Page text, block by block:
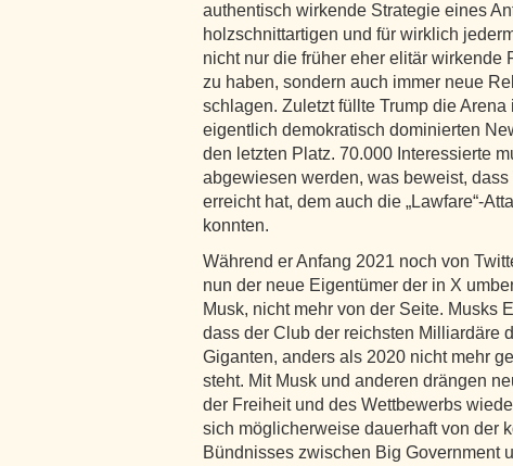
authentisch wirkende Strategie eines
holzschnittartigen und für wirklich
nicht nur die früher eher elitär
zu haben, sondern auch immer neue
schlagen. Zuletzt füllte Trump die
eigentlich demokratisch dominierten
den letzten Platz. 70.000 Interessierte
abgewiesen werden, was beweist,
erreicht hat, dem auch die „Lawfare“-
konnten.
Während er Anfang 2021 noch von
nun der neue Eigentümer der in X
Musk, nicht mehr von der Seite. Musks
dass der Club der reichsten Milliardäre
Giganten, anders als 2020 nicht mehr
steht. Mit Musk und anderen drängen
der Freiheit und des Wettbewerbs
sich möglicherweise dauerhaft von der
Bündnisses zwischen Big Government